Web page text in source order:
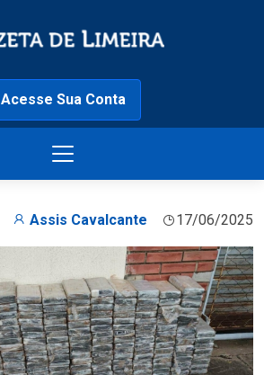
Acesse Sua Conta
Assis Cavalcante 17/06/2025